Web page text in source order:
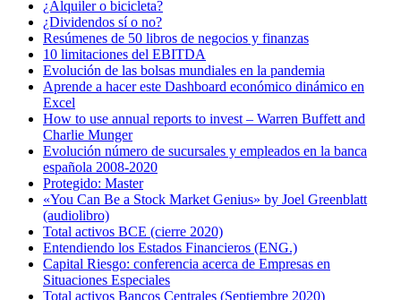
¿Alquiler o bicicleta?
¿Dividendos sí o no?
Resúmenes de 50 libros de negocios y finanzas
10 limitaciones del EBITDA
Evolución de las bolsas mundiales en la pandemia
Aprende a hacer este Dashboard económico dinámico en
Excel
How to use annual reports to invest – Warren Buffett and
Charlie Munger
Evolución número de sucursales y empleados en la banca
española 2008-2020
Protegido: Master
«You Can Be a Stock Market Genius» by Joel Greenblatt
(audiolibro)
Total activos BCE (cierre 2020)
Entendiendo los Estados Financieros (ENG.)
Capital Riesgo: conferencia acerca de Empresas en
Situaciones Especiales
Total activos Bancos Centrales (Septiembre 2020)